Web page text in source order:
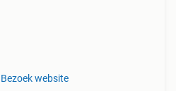
Bezoek website